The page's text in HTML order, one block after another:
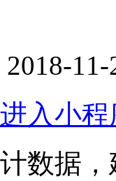
2018-
入小
数据